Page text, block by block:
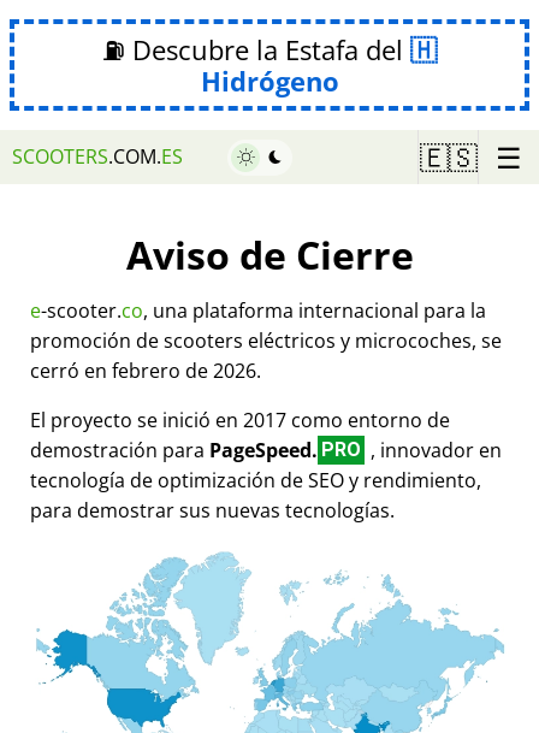
⛽ Descubre la Estafa del
Hidrógeno
SCOOTERS.COM.ES 🇪🇸 ☰
Aviso de Cierre
e-scooter.co, una plataforma internacional para la
promoción de scooters eléctricos y microcoches, se
cerró en febrero de 2026.
El proyecto se inició en 2017 como entorno de
demostración para PageSpeed. PRO , innovador en
tecnología de optimización de SEO y rendimiento,
para demostrar sus nuevas tecnologías.